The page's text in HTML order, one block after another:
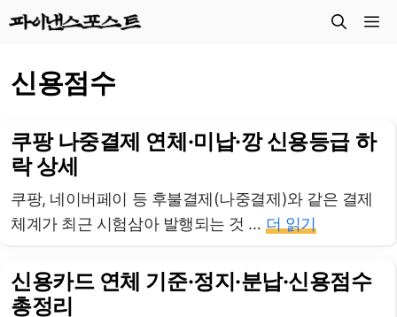
로
너
뛰
메
신용점수
쿠팡 나중결제 연체·미납·깡 신용등급 하
락 상세
쿠팡, 네이버페이 등 후불결제(나중결제)와 같은 결제
체계가 최근 시험삼아 발행되는 것 … 더 읽기
신용카드 연체 기준·정지·분납·신용점수
총정리